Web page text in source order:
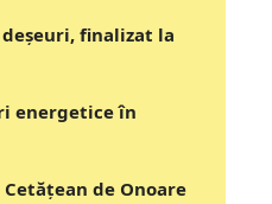
finalizat la
energetice în
de Onoare